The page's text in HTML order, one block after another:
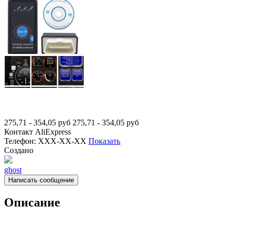
275,71 - 354,05 руб 275,71 - 354,05 руб
Контакт AliExpress
Телефон: XXX-XX-XX Показать
Создано
ghost
Написать сообщение
Описание